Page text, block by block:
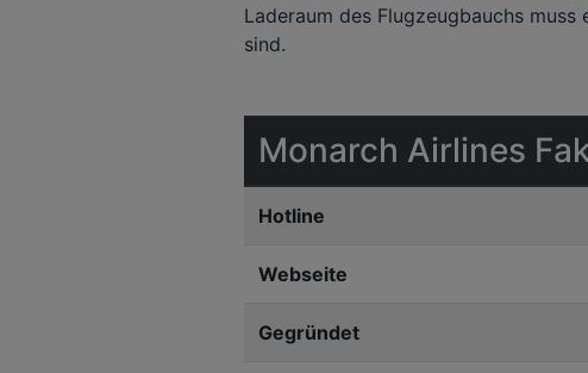
Laderaum des Flugzeugbauchs
sind.
Monarch Airlines
Hotline
Webseite
Gegründet